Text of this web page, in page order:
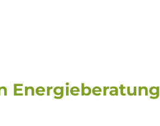
Energieberatung